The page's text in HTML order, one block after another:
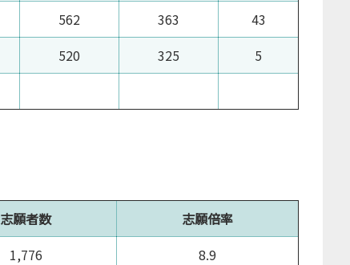
562 363
43
520 325
5
志願者数
志願倍率
1,776
8.9